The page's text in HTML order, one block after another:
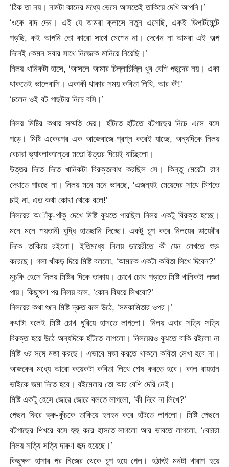
‘ঠিক তা নয়। নামটা কানের মধ্যে ভেসে আসতেই তাকিয়ে দেখি আপনি।’
‘ওকে বাদ দেন। এই যে আমরা ক্লাসে নতুন এসেছি, একই ডিপার্টমেন্টে
পড়ছি, কই আপনি তো কারো সাথে মেশেন না। দেখেন না আমরা এই অল্প
দিনেই কেমন সবার সাথে নিজেকে মানিয়ে নিয়েছি।’
নিলয় খানিকটা হাসে, ‘আসলে আমার চিল্লাচিল্লি খুব বেশি পছন্দের নয়। একা
থাকতেই ভালেবাসি। একাকী থাকার সময় কবিতা লিখি, আর কী!’
‘চলেন ওই বট গাছটার নিচে বসি।’
নিলয় মিষ্টির কথায় সম্মতি দেয়। হাঁটতে হাঁটতে বটগাছের নিচে এসে বসে
পড়ে। মিষ্টি একেরপর এক আজেবাজে প্রশ্ন করেই যাচ্ছে, অন্যদিকে নিলয়
বেচারা ভ্যাবলাকান্তের মতো উত্তর দিয়েই যাচ্ছিলো।
উত্তর দিতে দিতে খানিকটা বিরক্তবোধ করছিল সে। কিন্তু মেয়েটা রাগ
দেখাতে পারছে না। নিলয় মনে মনে ভাবছে, ‘এজন্যই মেয়েদের সাথে মিশতে
চাই না, এত কথা কোথা থেকে বলে!’
নিলয়ের অাঁকু-পাঁকু দেখে মিষ্টি বুঝতে পারছিল নিলয় একটু বিরক্ত হচ্ছে।
মনে মনে শয়তানী বুদ্ধি হাতছানি দিচ্ছে। একটু চুপ করে নিলয়ের ডায়েরীর
দিকে তাকিয়ে রইলো। ইতিমধ্যে নিলয় ডায়েরীতে কী যেন লেখতে শুরু
করেছে। গলা খাঁকড় দিয়ে মিষ্টি বললো, ‘আমাকে একটা কবিতা লিখে দিবেন?’
মুচকি হেসে নিলয় মিষ্টির দিকে তাকায়। চোখে চোখ পড়াতে মিষ্টি খানিকটা লজ্জা
পায়। কিছুক্ষণ পর নিলয় বলে, ‘কোন বিষয়ে লিখবো?’
নিলয়ের কথা শুনে মিষ্টি দ্রুত বলে উঠে, ‘সমকামিতার ওপর।’
কথাটা বলেই মিষ্টি চোখ ঘুরিয়ে হাসতে লাগলো। নিলয় এবার সত্যি সত্যি
বিরক্ত হয়ে উঠে অন্যদিকে হাঁটতে লাগলো। নিলয়েরও বুঝতে বাকি রইলো না
মিষ্টি ওর সঙ্গে মজা করছে। এভাবে মজা করতে থাকলে কবিতা লেখা হবে না।
আজকের মধ্যে আরো কয়েকটা কবিতা লিখে শেষ করতে হবে। কাল রায়হান
ভাইকে জমা দিতে হবে। বইমেলার তো আর বেশি দেরি নেই।
মিষ্টি একটু হেসে জোরে জোরে বলতে লাগলো, ‘কী দিবে না লিখে?’
পেছন ফিরে ভ্রু-কুঁচকে তাকিয়ে হনহন করে হাঁটতে লাগলো। মিষ্টি পেছনে
বটগাছের শিখরে বসে হুহু করে হাসতে লাগলো আর ভাবতে লাগলো, ‘বেচারা
নিলয় সত্যি সত্যি দারুণ জব্দ হয়েছে।’
কিছুক্ষণ হাসার পর নিজের থেকে চুপ হয়ে গেল। হঠাৎই মনটা খারাপ হয়ে